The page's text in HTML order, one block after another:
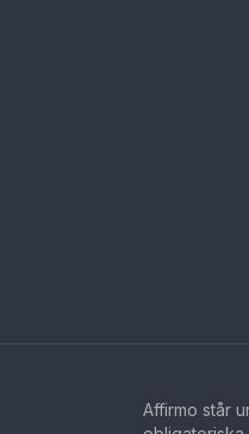
Affirmo står